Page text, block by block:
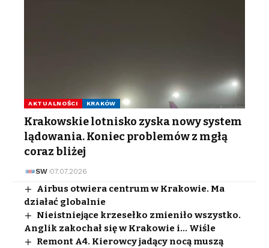
AKTUALNOŚCI KRAKÓW
Krakowskie lotnisko zyska nowy system
lądowania. Koniec problemów z mgłą
coraz bliżej
SW 07.07.2026
Airbus otwiera centrum w Krakowie. Ma
działać globalnie
Nieistniejące krzesełko zmieniło wszystko.
Anglik zakochał się w Krakowie i… Wiśle
Remont A4. Kierowcy jadący nocą muszą